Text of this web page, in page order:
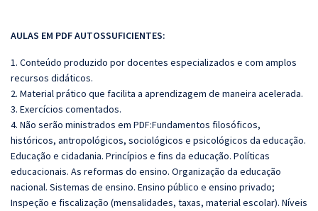
AULAS EM PDF AUTOSSUFICIENTES:
1. Conteúdo produzido por docentes especializados e com amplos
recursos didáticos.
2. Material prático que facilita a aprendizagem de maneira acelerada.
3. Exercícios comentados.
4. Não serão ministrados em PDF:Fundamentos filosóficos,
históricos, antropológicos, sociológicos e psicológicos da educação.
Educação e cidadania. Princípios e fins da educação. Políticas
educacionais. As reformas do ensino. Organização da educação
nacional. Sistemas de ensino. Ensino público e ensino privado;
Inspeção e fiscalização (mensalidades, taxas, material escolar). Níveis